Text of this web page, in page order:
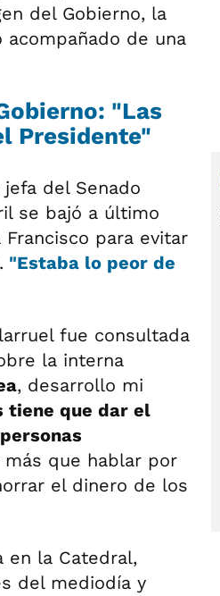
del Gobierno, la
de una
"Las
Presidente"
del Senado
se bajó a último
para evitar
"Estaba lo peor de
fue consultada
la interna
, desarrollo mi
tiene que dar el
más que hablar por
el dinero de los
en la Catedral,
del mediodía y